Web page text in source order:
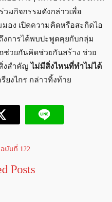
มกิจกรรมดังกล่าวเพื่อ
อง เปิดความคิดหรือสะกิดไอ
งการได้พบปะพูดคุยกับกลุ่ม
ช่วยกันคิดช่วยกันสร้าง ช่วย
งสำคัญไม่มีสิ่งไหนที่ทำไม่ได้
ยงไกร กล่าวทิ้งท้าย
บับที่ 122
Posts